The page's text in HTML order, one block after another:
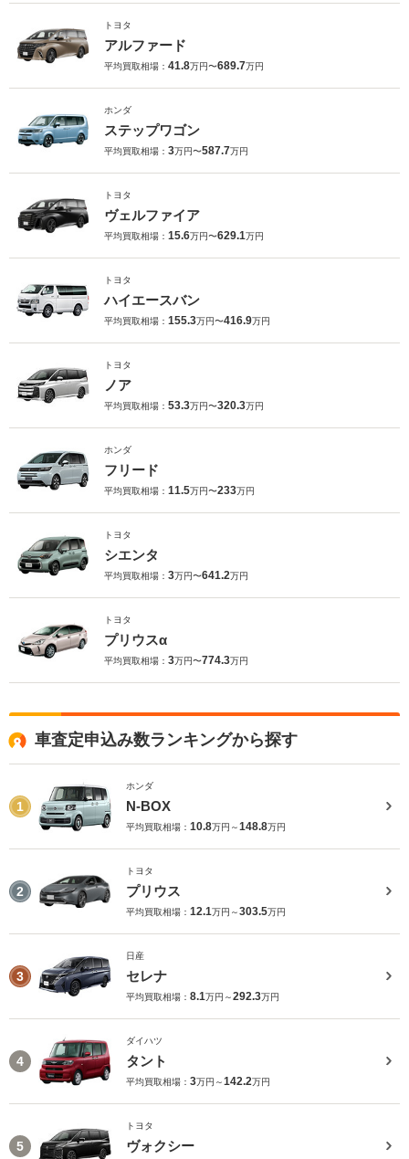
トヨタ
アルファード
平均買取相場： 41.8万円〜689.7万円
ホンダ
ステップワゴン
平均買取相場： 3万円〜587.7万円
トヨタ
ヴェルファイア
平均買取相場： 15.6万円〜629.1万円
トヨタ
ハイエースバン
平均買取相場： 155.3万円〜416.9万円
トヨタ
ノア
平均買取相場： 53.3万円〜320.3万円
ホンダ
フリード
平均買取相場： 11.5万円〜233万円
トヨタ
シエンタ
平均買取相場： 3万円〜641.2万円
トヨタ
プリウスα
平均買取相場： 3万円〜774.3万円
車査定申込み数ランキングから探す
1
ホンダ
N-BOX
平均買取相場： 10.8万円～148.8万円
2
トヨタ
プリウス
平均買取相場： 12.1万円～303.5万円
3
日産
セレナ
平均買取相場： 8.1万円～292.3万円
4
ダイハツ
タント
平均買取相場： 3万円～142.2万円
5
トヨタ
ヴォクシー